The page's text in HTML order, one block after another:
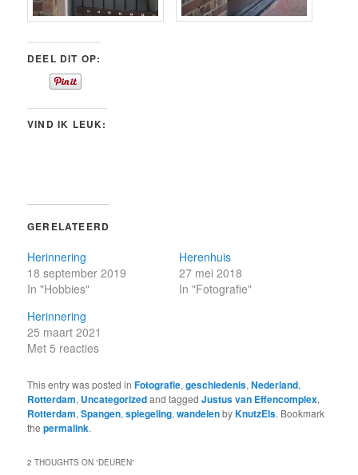
DEEL DIT OP:
VIND IK LEUK:
GERELATEERD
Herinnering
18 september 2019
In "Hobbies"
Herenhuis
27 mei 2018
In "Fotografie"
Herinnering
25 maart 2021
Met 5 reacties
This entry was posted inFotografie,geschiedenis,Nederland,
Rotterdam, Uncategorizedand taggedJustus van Effencomplex,
Rotterdam,Spangen,spiegeling,wandelenbyKnutzEls. Bookmark
thepermalink.
2 THOUGHTS ON “DEUREN”